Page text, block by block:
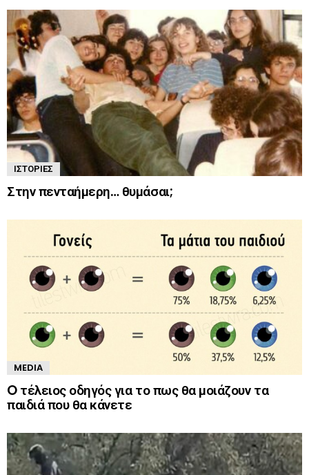
ΙΣΤΟΡΊΕΣ
Στην πενταήμερη… θυμάσαι;
MEDIA
O τέλειος οδηγός για το πως θα μοιάζουν τα
παιδιά που θα κάνετε